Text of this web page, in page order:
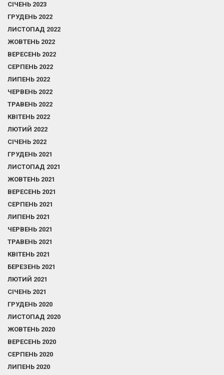
СІЧЕНЬ 2023
ГРУДЕНЬ 2022
ЛИСТОПАД 2022
ЖОВТЕНЬ 2022
ВЕРЕСЕНЬ 2022
СЕРПЕНЬ 2022
ЛИПЕНЬ 2022
ЧЕРВЕНЬ 2022
ТРАВЕНЬ 2022
КВІТЕНЬ 2022
ЛЮТИЙ 2022
СІЧЕНЬ 2022
ГРУДЕНЬ 2021
ЛИСТОПАД 2021
ЖОВТЕНЬ 2021
ВЕРЕСЕНЬ 2021
СЕРПЕНЬ 2021
ЛИПЕНЬ 2021
ЧЕРВЕНЬ 2021
ТРАВЕНЬ 2021
КВІТЕНЬ 2021
БЕРЕЗЕНЬ 2021
ЛЮТИЙ 2021
СІЧЕНЬ 2021
ГРУДЕНЬ 2020
ЛИСТОПАД 2020
ЖОВТЕНЬ 2020
ВЕРЕСЕНЬ 2020
СЕРПЕНЬ 2020
ЛИПЕНЬ 2020